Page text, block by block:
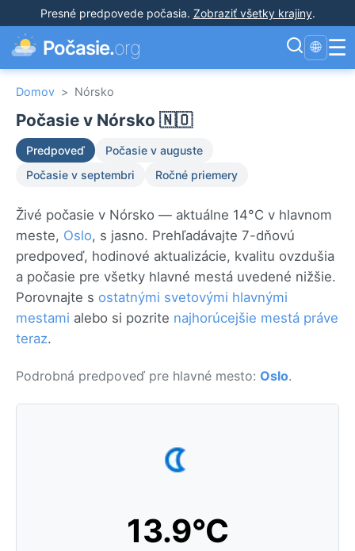
Presné predpovede počasia. Zobraziť všetky krajiny.
Počasie.org 🌐 ☰
Domov > Nórsko
Počasie v Nórsko 🇳🇴
Predpoveď
Počasie v auguste
Počasie v septembri
Ročné priemery
Živé počasie v Nórsko — aktuálne 14°C v hlavnom
meste, Oslo, s jasno. Prehľadávajte 7-dňovú
predpoveď, hodinové aktualizácie, kvalitu ovzdušia
a počasie pre všetky hlavné mestá uvedené nižšie.
Porovnajte s ostatnými svetovými hlavnými
mestami alebo si pozrite najhorúcejšie mestá práve
teraz.
Podrobná predpoveď pre hlavné mesto: Oslo.
13.9°C